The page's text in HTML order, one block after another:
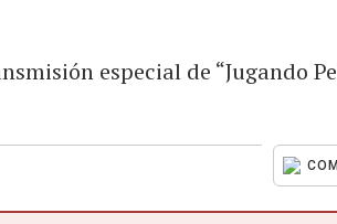
especial de “Jugando